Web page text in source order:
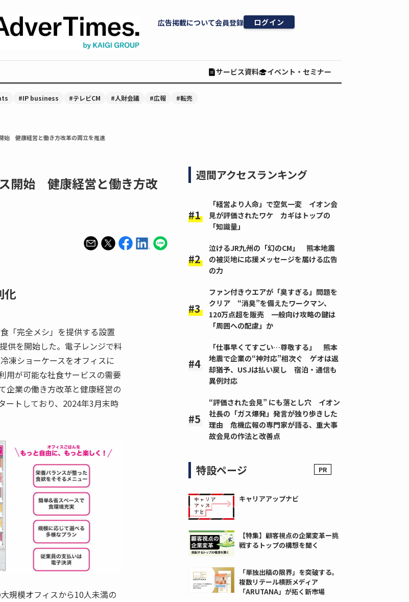
広告掲載について会員登録 ログイン
サービス資料 イベント・セミナー
#IP business #テレビCM #人財会議 #広報 #転売
始 健康経営と働き方改革の両立を推進
開始 健康経営と働き方改
化
「完全メシ」を提供する設置
供を開始した。電子レンジで料
凍ショーケースをオフィスに
用が可能な社食サービスの需要
企業の働き方改革と健康経営の
ートしており、2024年3月末時
規模オフィスから10人未満の
週間アクセスランキング
「経営より人命」で空気一変 イオン会
見が評価されたワケ カギはトップの
「知識量」
泣けるJR九州の「幻のCM」 熊本地震
の被災地に応援メッセージを届ける広告
の力
ファン付きウエアが「臭すぎる」問題を
クリア “消臭”を備えたワークマン、
120万点超を販売 一般向け攻略の鍵は
「周囲への配慮」か
「仕事早くてすごい…尊敬する」 熊本
地震で企業の“神対応”相次ぐ ゲオは返
却猶予、USJは払い戻し 宿泊・通信も
異例対応
“評価された会見” にも落とし穴 イオン
社長の「ガス爆発」発言が独り歩きした
理由 危機広報の専門家が語る、重大事
故会見の作法と改善点
特設ページ
キャリアアップナビ
【特集】顧客視点の企業変革ー挑
戦するトップの構想を聞く
「単独出稿の限界」を突破する。
複数リテール横断メディア
「ARUTANA」が拓く新市場